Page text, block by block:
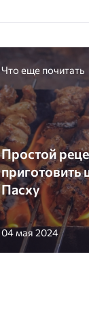
Что еще почитать
Простой
Пасху
04 мая 2024